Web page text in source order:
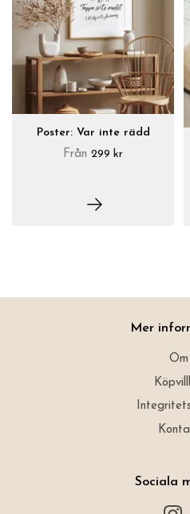
Poster: Var inte rädd
Från 299 kr
Mer
Om
Sociala